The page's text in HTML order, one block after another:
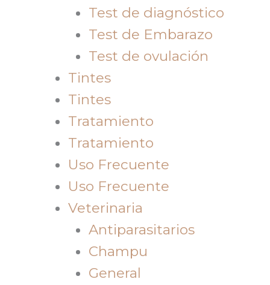
Test de diagnóstico
Test de Embarazo
Test de ovulación
Tintes
Tintes
Tratamiento
Tratamiento
Uso Frecuente
Uso Frecuente
Veterinaria
Antiparasitarios
Champu
General